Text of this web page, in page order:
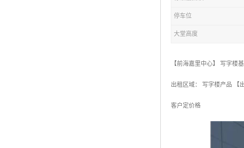
停车位
大堂高度
【前海嘉里中心】 写字楼
出租区域： 写字楼产品 【
客户定价格